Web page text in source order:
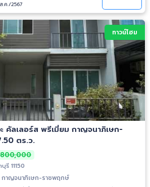
ค./2567
ทาวน์โฮม
ะ คัลเลอร์ส พรีเมี่ยม กาญจนาภิเษก-
ตร.ว.
รี 11150
กาญจนาภิเษก-ราชพฤกษ์